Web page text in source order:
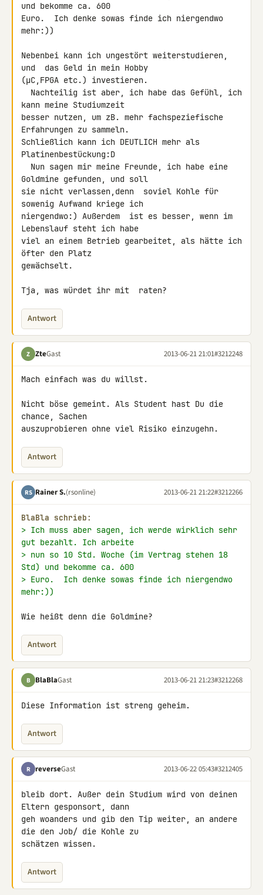
und bekomme ca. 600
Euro.  Ich denke sowas finde ich niergendwo
mehr:))
Nebenbei kann ich ungestört weiterstudieren,
und  das Geld in mein Hobby
(µC,FPGA etc.) investieren.
kann meine Studiumzeit
besser nutzen, um zB. mehr fachspeziefische
Erfahrungen zu sammeln.
Schließlich kann ich DEUTLICH mehr als
Platinenbestückung:D
Goldmine gefunden, und soll
sie nicht verlassen,denn  soviel Kohle für
sowenig Aufwand kriege ich
niergendwo:) Außerdem  ist es besser, wenn im
Lebenslauf steht ich habe
viel an einem Betrieb gearbeitet, als hätte ich
öfter den Platz
gewächselt.
Tja, was würdet ihr mit  raten?
Antwort
Z ZteGast 2013-06-21 21:01#3212248
Mach einfach was du willst.
Nicht böse gemeint. Als Student hast Du die
chance, Sachen
auszuprobieren ohne viel Risiko einzugehn.
Antwort
RS Rainer S.(rsonline) 2013-06-21 21:22#3212266
BlaBla schrieb:
> Ich muss aber sagen, ich werde wirklich sehr
gut bezahlt. Ich arbeite
> nun so 10 Std. Woche (im Vertrag stehen 18
Std) und bekomme ca. 600
> Euro.  Ich denke sowas finde ich niergendwo
mehr:))
Wie heißt denn die Goldmine?
Antwort
B BlaBlaGast 2013-06-21 21:23#3212268
Diese Information ist streng geheim.
Antwort
R reverseGast 2013-06-22 05:43#3212405
bleib dort. Außer dein Studium wird von deinen
Eltern gesponsort, dann
geh woanders und gib den Tip weiter, an andere
die den Job/ die Kohle zu
schätzen wissen.
Antwort